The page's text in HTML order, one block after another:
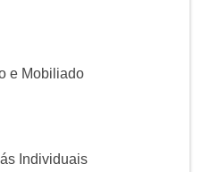
e Mobiliado
Individuais